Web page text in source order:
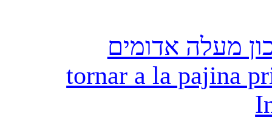
מעלה אדומים
tornar a la pajina